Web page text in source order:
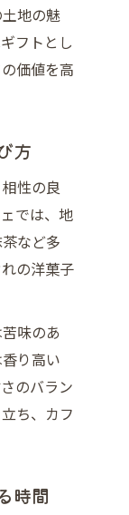
方
み方
品
方
ア
方
魅力
地の魅
フトとし
価値を高
方
性の良
では、地
など多
の洋菓子
味のあ
り高い
のバラン
ち、カフ
時間